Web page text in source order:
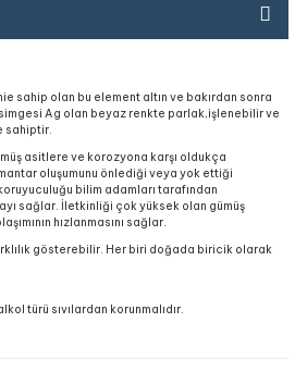
sahip olan bu element altın ve bakırdan sonra
Ag olan beyaz renkte parlak,işlenebilir ve
sahiptir.
asitlere ve korozyona karşı oldukça
oluşumunu önlediği veya yok ettiği
bilim adamları tarafından
sağlar. İletkinliği çok yüksek olan gümüş
hızlanmasını sağlar.
gösterebilir. Her biri doğada biricik olarak
türü sıvılardan korunmalıdır.